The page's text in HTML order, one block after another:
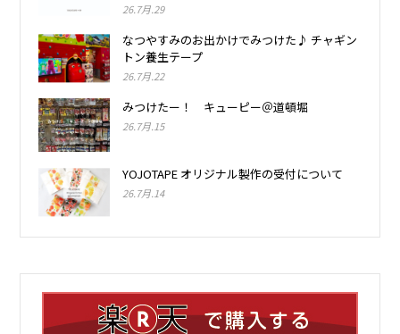
26.7月.29
なつやすみのお出かけでみつけた♪ チャギン
トン養生テープ
26.7月.22
みつけたー！ キューピー＠道頓堀
26.7月.15
YOJOTAPE オリジナル製作の受付について
26.7月.14